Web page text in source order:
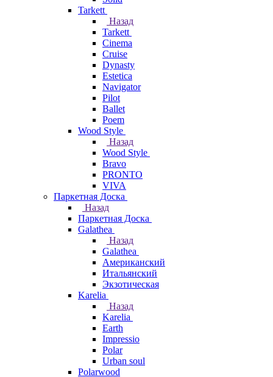
Tarkett
Назад
Tarkett
Cinema
Cruise
Dynasty
Estetica
Navigator
Pilot
Ballet
Poem
Wood Style
Назад
Wood Style
Bravo
PRONTO
VIVA
Паркетная Доска
Назад
Паркетная Доска
Galathea
Назад
Galathea
Американский
Итальянский
Экзотическая
Karelia
Назад
Karelia
Earth
Impressio
Polar
Urban soul
Polarwood